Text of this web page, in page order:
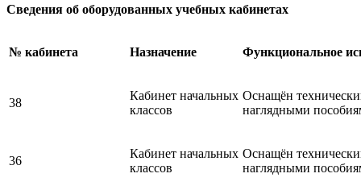
Сведения об оборудованных учебных кабинетах
№ кабинета Назначение Функциональное
38
Кабинет начальных
классов
Оснащён
наглядными
36
Кабинет начальных
классов
Оснащён
наглядными